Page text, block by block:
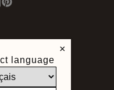
os direitos
dados RGPD -
-Exoneração de
do site
-Direito de
×
language